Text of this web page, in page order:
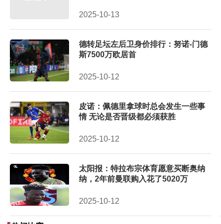
2025-10-13
德转足坛左后卫身价排行：努诺-门德
斯7500万欧居首
2025-10-12
皮诺：佩德里拿球时总会发生一些事
情 无论是否晋级都必须获胜
2025-10-12
太阳报：特拉布宗体育愿意买断奥纳
纳，2年前曼联购入花了5020万
2025-10-12